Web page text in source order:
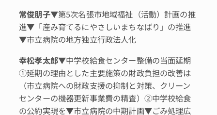
常俊朋子▼第5次名張市地域福祉（活動）計画の推
進▼「産み育てるにやさしいまちなばり」の推進
▼市立病院の地方独立行政法人化
幸松孝太郎▼中学校給食センター整備の当面延期
①延期の理由とした主要施策の財政負担の改善は
（市立病院への財政支援の抑制と対策、クリーン
センターの機器更新事業費の精査）②中学校給食
の公約実現を▼市立病院の中期計画▼ごみ処理広